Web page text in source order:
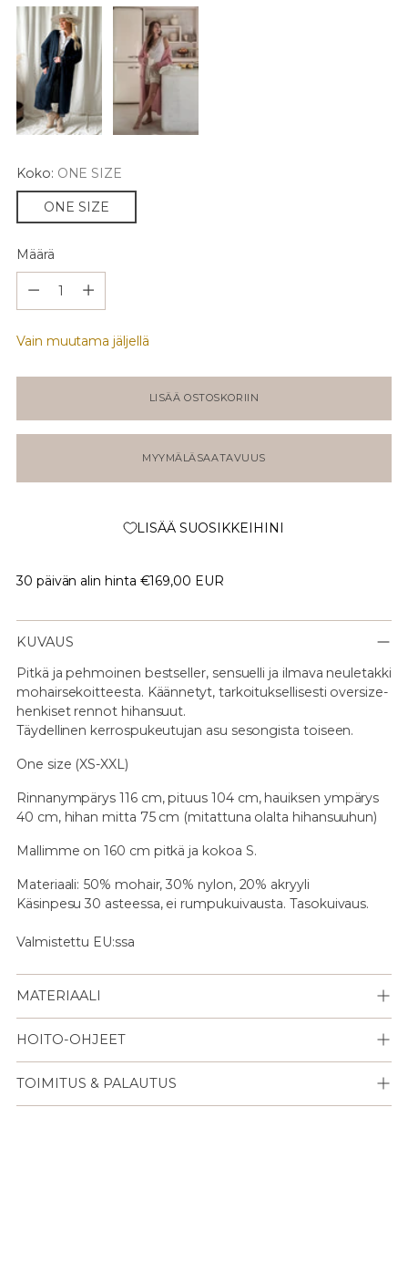
Koko: ONE SIZE
ONE SIZE
Määrä
Vain muutama jäljellä
LISÄÄ OSTOSKORIIN
MYYMÄLÄSAATAVUUS
LISÄÄ SUOSIKKEIHINI
30 päivän alin hinta €169,00 EUR
KUVAUS
Pitkä ja pehmoinen bestseller, sensuelli ja ilmava neuletakki
mohairsekoitteesta. Käännetyt, tarkoituksellisesti oversize-
henkiset rennot hihansuut.
Täydellinen kerrospukeutujan asu sesongista toiseen.
One size (XS-XXL)
Rinnanympärys 116 cm, pituus 104 cm, hauiksen ympärys
40 cm, hihan mitta 75 cm (mitattuna olalta hihansuuhun)
Mallimme on 160 cm pitkä ja kokoa S.
Materiaali: 50% mohair, 30% nylon, 20% akryyli
Käsinpesu 30 asteessa, ei rumpukuivausta. Tasokuivaus.
Valmistettu EU:ssa
MATERIAALI
HOITO-OHJEET
TOIMITUS & PALAUTUS